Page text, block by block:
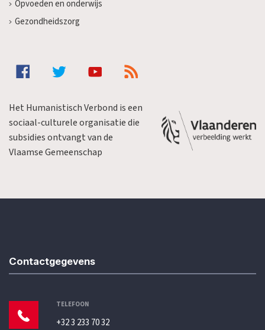
Opvoeden en onderwijs
Gezondheidszorg
Het Humanistisch Verbond is een
sociaal-culturele organisatie die
subsidies ontvangt van de
Vlaamse Gemeenschap
Contactgegevens
TELEFOON
+32 3 233 70 32